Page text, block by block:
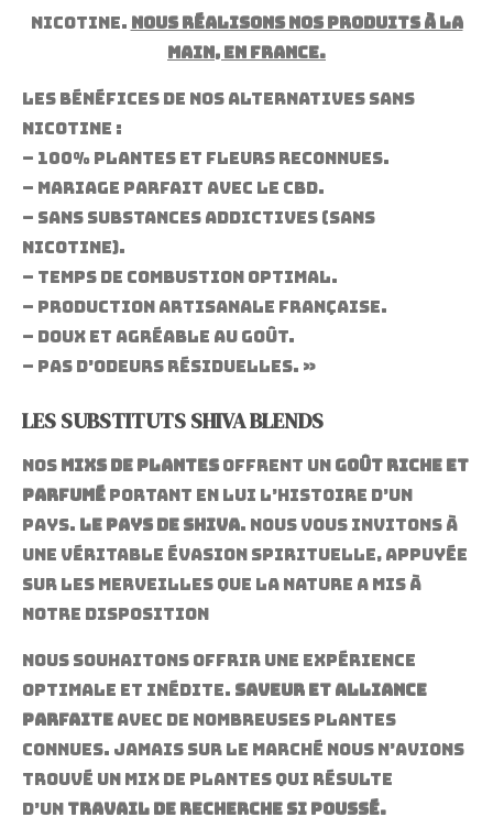
nicotine. Nous réalisons nos produits à la
main, en France.
Les bénéfices de nos alternatives sans
nicotine :
– 100% plantes et fleurs reconnues.
– Mariage parfait avec le CBD.
– Sans substances addictives (sans
nicotine).
– Temps de combustion optimal.
– Production artisanale française.
– Doux et agréable au goût.
– Pas d’odeurs résiduelles. »
LES SUBSTITUTS SHIVA BLENDS
Nos mixs de plantes offrent un goût riche et
parfumé portant en lui l’histoire d’un
pays. Le pays de Shiva. Nous vous invitons à
une véritable évasion spirituelle, appuyée
sur les merveilles que la Nature a mis à
notre disposition
Nous souhaitons offrir une expérience
optimale et inédite. Saveur et alliance
parfaite avec de nombreuses plantes
connues. Jamais sur le marché nous n’avions
trouvé un mix de plantes qui résulte
d’un travail de recherche si poussé.